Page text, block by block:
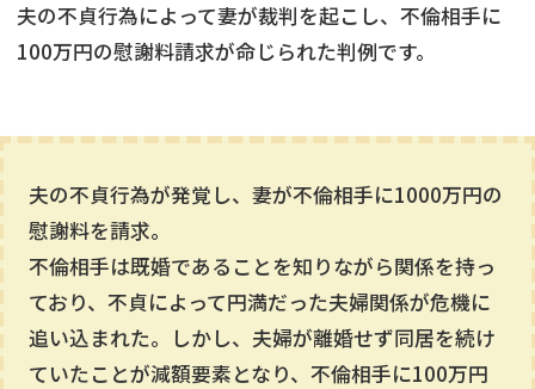
夫の不貞行為によって妻が裁判を起こし、不倫相手に
100万円の慰謝料請求が命じられた判例です。
夫の不貞行為が発覚し、妻が不倫相手に1000万円の
慰謝料を請求。
不倫相手は既婚であることを知りながら関係を持っ
ており、不貞によって円満だった夫婦関係が危機に
追い込まれた。しかし、夫婦が離婚せず同居を続け
ていたことが減額要素となり、不倫相手に100万円